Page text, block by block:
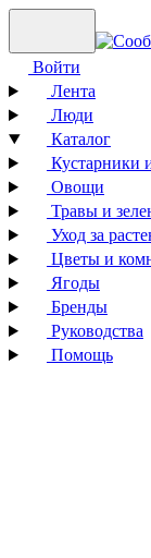
Войти
Лента
Люди
Каталог
Кустарники
Овощи
Травы и
Уход за
Цветы и
Ягоды
Бренды
Руководства
Помощь